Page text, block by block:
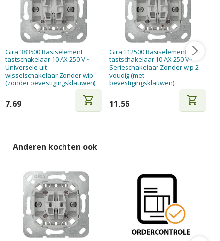
Gira 383600 Basiselement
tastschakelaar 10 AX 250 V~
Universele uit-
wisselschakelaar Zonder wip
(zonder bevestigingsklauwen)
7,69 shopping_cart
Gira 312500 Basiselement
tastschakelaar 10 AX 250 V~
Serieschakelaar Zonder wip 2-
voudig (met
bevestigingsklauwen)
11,56 shopping_cart
Anderen kochten ook